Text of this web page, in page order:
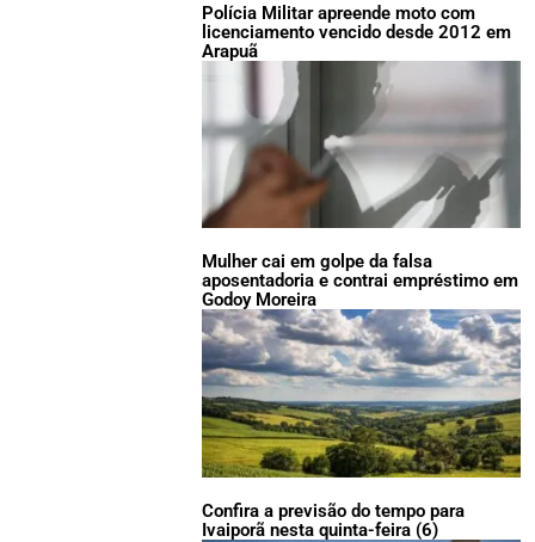
Polícia Militar apreende moto com
licenciamento vencido desde 2012 em
Arapuã
Mulher cai em golpe da falsa
aposentadoria e contrai empréstimo em
Godoy Moreira
Confira a previsão do tempo para
Ivaiporã nesta quinta-feira (6)